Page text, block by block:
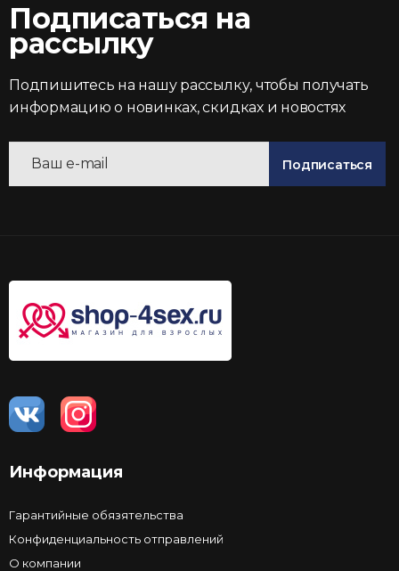
Подписаться на
рассылку
Подпишитесь на нашу рассылку, чтобы получать
информацию о новинках, скидках и новостях
Подписаться
Информация
Гарантийные обязятельства
Конфиденциальность отправлений
О компании